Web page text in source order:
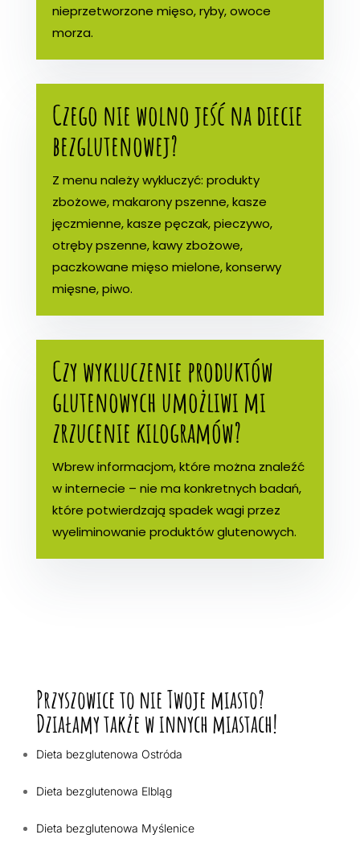
nieprzetworzone mięso, ryby, owoce
morza.
Czego nie wolno jeść na diecie
bezglutenowej?
Z menu należy wykluczyć: produkty
zbożowe, makarony pszenne, kasze
jęczmienne, kasze pęczak, pieczywo,
otręby pszenne, kawy zbożowe,
paczkowane mięso mielone, konserwy
mięsne, piwo.
Czy wykluczenie produktów
glutenowych umożliwi mi
zrzucenie kilogramów?
Wbrew informacjom, które można znaleźć
w internecie – nie ma konkretnych badań,
które potwierdzają spadek wagi przez
wyeliminowanie produktów glutenowych.
Przyszowice to nie Twoje miasto?
Działamy także w innych miastach!
Dieta bezglutenowa Ostróda
Dieta bezglutenowa Elbląg
Dieta bezglutenowa Myślenice